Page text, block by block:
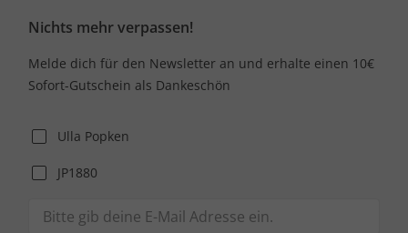
Nichts mehr verpassen!
Melde dich für den Newsletter an und erhalte einen 10€
Sofort-Gutschein als Dankeschön
Ulla Popken
JP1880